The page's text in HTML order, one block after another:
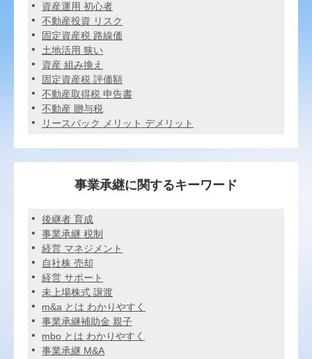
資産運用 初心者
不動産投資 リスク
固定資産税 路線価
土地活用 狭い
資産 組み換え
固定資産税 評価額
不動産取得税 申告書
不動産 贈与税
リースバック メリット デメリット
事業承継に関するキーワード
後継者 育成
事業承継 税制
経営 マネジメント
自社株 売却
経営 サポート
未上場株式 譲渡
m&a とは わかりやすく
事業承継補助金 親子
mbo とは わかりやすく
事業承継 M&A